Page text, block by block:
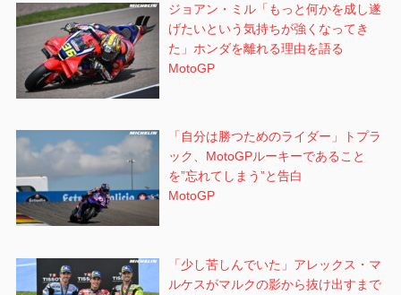
ジョアン・ミル「もっと何かを成し遂
げたいという気持ちが強くなってき
た」ホンダを離れる理由を語る
MotoGP
「自分は勝つためのライダー」トプラ
ック、MotoGPルーキーであること
を”忘れてしまう”と告白
MotoGP
「少し苦しんでいた」アレックス・マ
ルケスがマルクの影から抜け出すまで